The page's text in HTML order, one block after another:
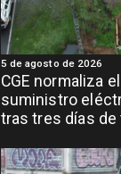
CGE normaliza
suministro
tras tres días de
5 de agosto de 2026